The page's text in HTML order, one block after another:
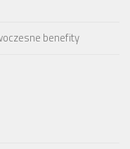
benefity